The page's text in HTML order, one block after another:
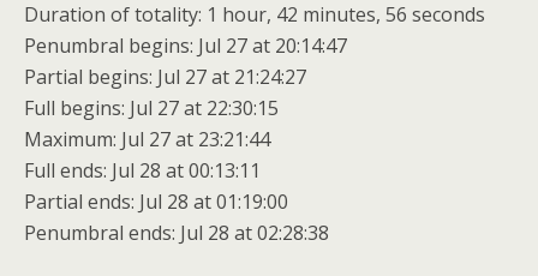
Duration of totality: 1 hour, 42 minutes, 56 seconds
Penumbral begins: Jul 27 at 20:14:47
Partial begins: Jul 27 at 21:24:27
Full begins: Jul 27 at 22:30:15
Maximum: Jul 27 at 23:21:44
Full ends: Jul 28 at 00:13:11
Partial ends: Jul 28 at 01:19:00
Penumbral ends: Jul 28 at 02:28:38